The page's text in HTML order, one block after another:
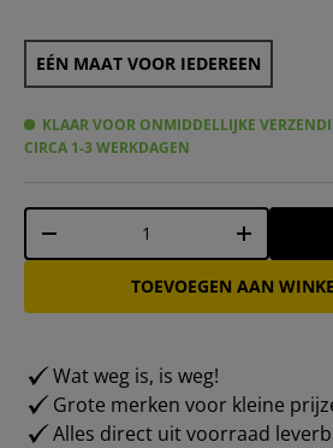
EÉN MAAT VOOR IEDEREEN
KLAAR VOOR ONMIDDELLIJKE
CIRCA 1-3 WERKDAGEN
Aantal
-
+
TOEVOEGEN AAN
Wat weg is, is weg!
Grote merken voor kleine
Alles direct uit voorraad